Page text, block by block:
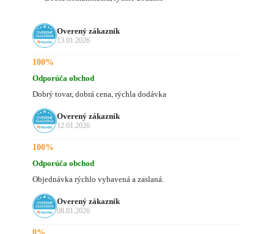
Overený zákazník
13.01.2026
100%
Odporúča obchod
Dobrý tovar, dobrá cena, rýchla dodávka
Overený zákazník
12.01.2026
100%
Odporúča obchod
Objednávka rýchlo vybavená a zaslaná.
Overený zákazník
08.01.2026